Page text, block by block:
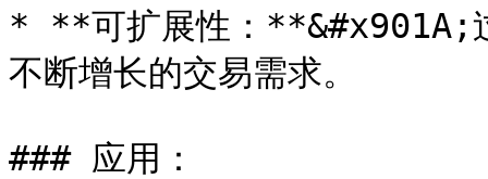
* **可扩展性：**&#x901A;
不断增长的交易需求。
### 应用：